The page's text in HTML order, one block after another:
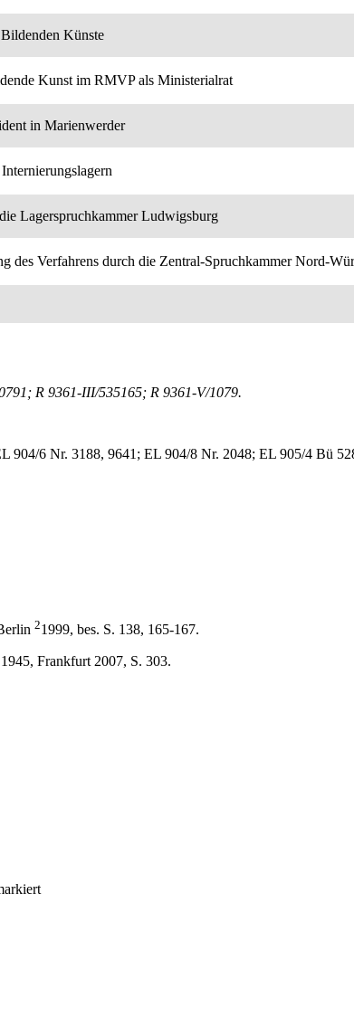
Künste
Kunst im RMVP als Ministerialrat
in Marienwerder
Lagerspruchkammer Ludwigsburg
des Verfahrens durch die Zentral-Spruchkammer Nord-
R 9361-III/535165; R 9361-V/1079.
6 Nr. 3188, 9641; EL 904/8 Nr. 2048; EL 905/4 Bü
21999, bes. S. 138, 165-167.
Frankfurt 2007, S. 303.